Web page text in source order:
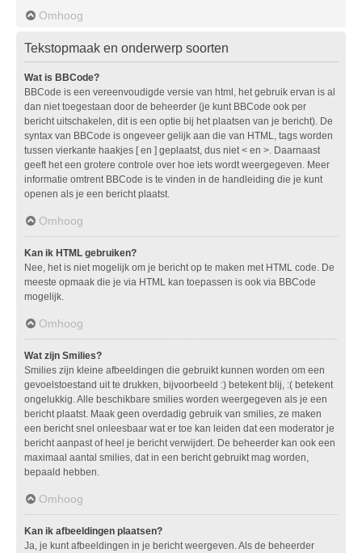
Omhoog
Tekstopmaak en onderwerp soorten
Wat is BBCode?
BBCode is een vereenvoudigde versie van html, het gebruik ervan is al
dan niet toegestaan door de beheerder (je kunt BBCode ook per
bericht uitschakelen, dit is een optie bij het plaatsen van je bericht). De
syntax van BBCode is ongeveer gelijk aan die van HTML, tags worden
tussen vierkante haakjes [ en ] geplaatst, dus niet < en >. Daarnaast
geeft het een grotere controle over hoe iets wordt weergegeven. Meer
informatie omtrent BBCode is te vinden in de handleiding die je kunt
openen als je een bericht plaatst.
Omhoog
Kan ik HTML gebruiken?
Nee, het is niet mogelijk om je bericht op te maken met HTML code. De
meeste opmaak die je via HTML kan toepassen is ook via BBCode
mogelijk.
Omhoog
Wat zijn Smilies?
Smilies zijn kleine afbeeldingen die gebruikt kunnen worden om een
gevoelstoestand uit te drukken, bijvoorbeeld :) betekent blij, :( betekent
ongelukkig. Alle beschikbare smilies worden weergegeven als je een
bericht plaatst. Maak geen overdadig gebruik van smilies, ze maken
een bericht snel onleesbaar wat er toe kan leiden dat een moderator je
bericht aanpast of heel je bericht verwijdert. De beheerder kan ook een
maximaal aantal smilies, dat in een bericht gebruikt mag worden,
bepaald hebben.
Omhoog
Kan ik afbeeldingen plaatsen?
Ja, je kunt afbeeldingen in je bericht weergeven. Als de beheerder